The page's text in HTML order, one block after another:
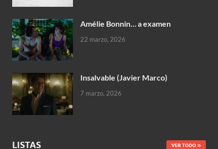
Amélie Bonnin… a examen
22 marzo, 2026
Insalvable (Javier Marco)
7 marzo, 2026
LISTAS VER TODO